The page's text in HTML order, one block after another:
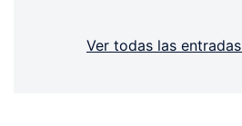
Ver todas las